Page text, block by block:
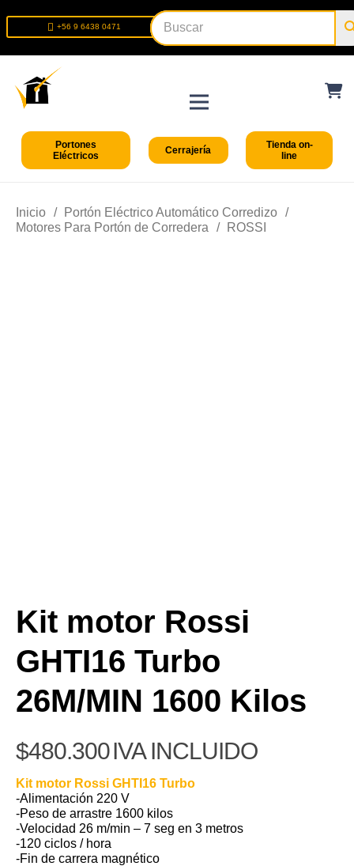
+56 9 6438 0471
Portones
Eléctricos
Cerrajería
Tienda on-
line
Inicio / Portón Eléctrico Automático Corredizo /
Motores Para Portón de Corredera
/ ROSSI
Kit motor Rossi
GHTI16 Turbo
26M/MIN 1600 Kilos
$480.300IVA INCLUIDO
Kit motor Rossi GHTI16 Turbo
-Alimentación 220 V
-Peso de arrastre 1600 kilos
-Velocidad 26 m/min – 7 seg en 3 metros
-120 ciclos / hora
-Fin de carrera magnético